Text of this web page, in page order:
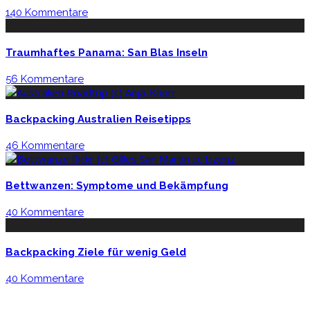
140 Kommentare
Traumhaftes Panama: San Blas Inseln
56 Kommentare
Backpacking Australien Reisetipps
46 Kommentare
Bettwanzen: Symptome und Bekämpfung
40 Kommentare
Backpacking Ziele für wenig Geld
40 Kommentare